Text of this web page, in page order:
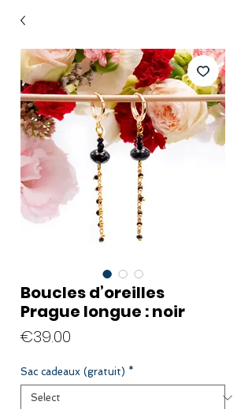
Boucles d’oreilles
Prague longue : noir
€39.00
Sac cadeaux (gratuit) *